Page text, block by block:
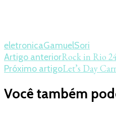
eletronicaGamuelSori
Navegação
de
post
Artigo anteriorRock in Rio
Próximo artigoLet’s Day
Você também